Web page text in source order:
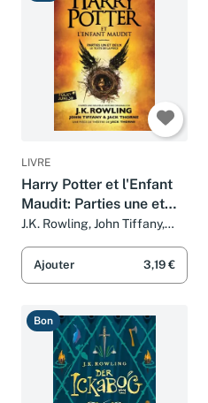
LIVRE
Harry Potter et l'Enfant
Maudit: Parties une et
deux
J.K. Rowling, John Tiffany,
Ménard
Ajouter 3,19 €
Bon